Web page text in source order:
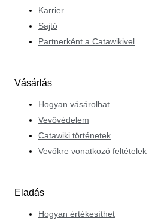
Karrier
Sajtó
Partnerként a Catawikivel
Vásárlás
Hogyan vásárolhat
Vevővédelem
Catawiki történetek
Vevőkre vonatkozó feltételek
Eladás
Hogyan értékesíthet